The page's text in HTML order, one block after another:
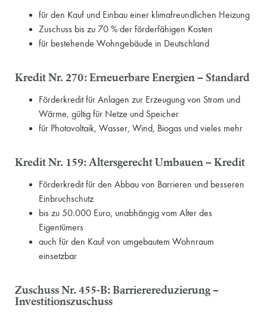
für den Kauf und Einbau einer klimafreundlichen Heizung
Zuschuss bis zu 70 % der förderfähigen Kosten
für bestehende Wohn­gebäude in Deutsch­land
Kredit Nr. 270: Erneuerbare Energien – Standard
Förderkredit für Anlagen zur Erzeugung von Strom und
Wärme, gültig für Netze und Speicher
für Photovoltaik, Wasser, Wind, Biogas und vieles mehr
Kredit Nr. 159: Altersgerecht Umbauen – Kredit
Förderkredit für den Abbau von Barrieren und besseren
Einbruchschutz
bis zu 50.000 Euro, unabhängig vom Alter des
Eigentümers
auch für den Kauf von umgebautem Wohnraum
einsetzbar
Zuschuss Nr. 455-B: Barriere­reduzierung –
Investitions­zuschuss